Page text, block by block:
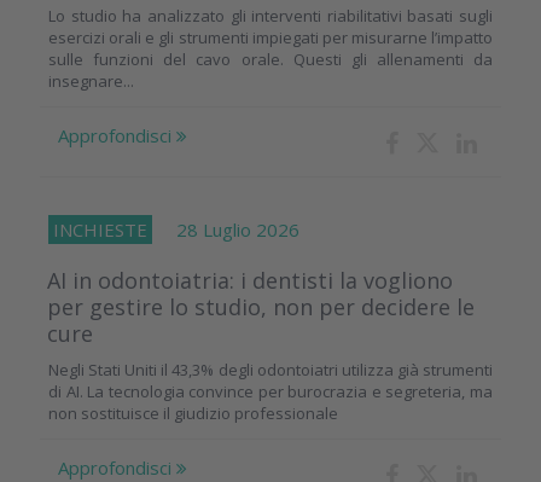
Lo studio ha analizzato gli interventi riabilitativi basati sugli
esercizi orali e gli strumenti impiegati per misurarne l’impatto
sulle funzioni del cavo orale. Questi gli allenamenti da
insegnare...
Approfondisci
INCHIESTE 28 Luglio 2026
AI in odontoiatria: i dentisti la vogliono
per gestire lo studio, non per decidere le
cure
Negli Stati Uniti il 43,3% degli odontoiatri utilizza già strumenti
di AI. La tecnologia convince per burocrazia e segreteria, ma
non sostituisce il giudizio professionale
Approfondisci